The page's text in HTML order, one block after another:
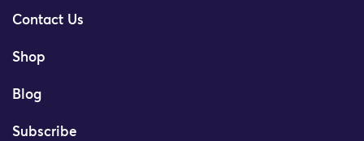
Contact Us
Shop
Blog
Subscribe